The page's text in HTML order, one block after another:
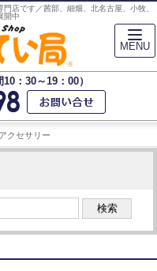
店です／茜部、細畑、北名古屋、小牧、
開中
：30～19：00）
クセサリー
検索
MENU